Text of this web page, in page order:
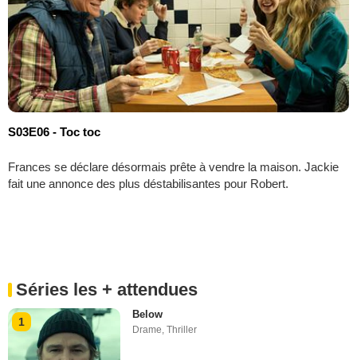
S03E06 - Toc toc
Frances se déclare désormais prête à vendre la maison. Jackie
fait une annonce des plus déstabilisantes pour Robert.
Séries les + attendues
1
Below
Drame ,Thriller